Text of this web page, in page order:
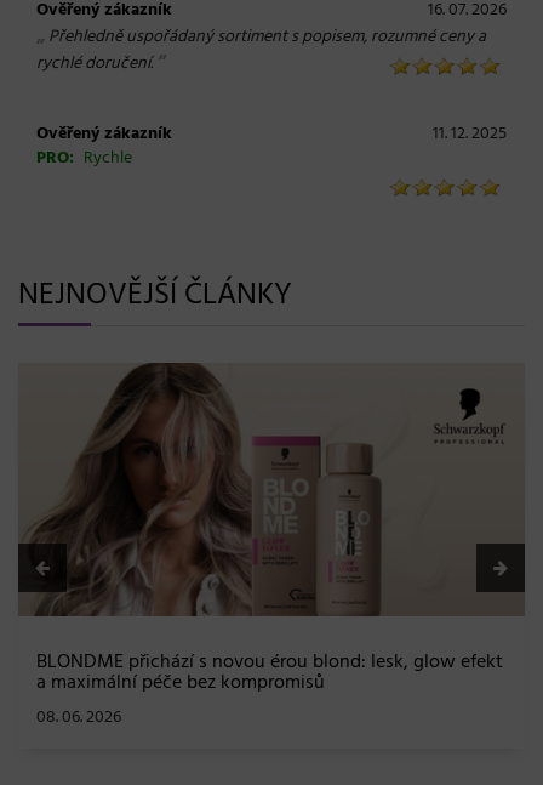
Ověřený zákazník 16. 07. 2026
„ Přehledně uspořádaný sortiment s popisem, rozumné ceny a
rychlé doručení.“
Ověřený zákazník
11. 12. 2025
PRO: Rychle
NEJNOVĚJŠÍ ČLÁNKY
BLONDME přichází s novou érou blond: lesk, glow efekt
a maximální péče bez kompromisů
08. 06. 2026